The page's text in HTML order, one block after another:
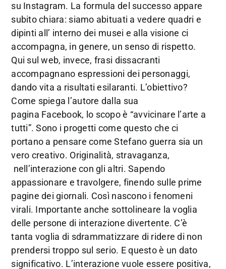
su Instagram. La formula del successo appare
subito chiara: siamo abituati a vedere quadri e
dipinti all’ interno dei musei e alla visione ci
accompagna, in genere, un senso di rispetto.
Qui sul web, invece, frasi dissacranti
accompagnano espressioni dei personaggi,
dando vita a risultati esilaranti. L’obiettivo?
Come spiega l’autore dalla sua
pagina Facebook, lo scopo è “avvicinare l’arte a
tutti”. Sono i progetti come questo che ci
portano a pensare come Stefano guerra sia un
vero creativo. Originalità, stravaganza,
nell’interazione con gli altri. Sapendo
appassionare e travolgere, finendo sulle prime
pagine dei giornali. Così nascono i fenomeni
virali. Importante anche sottolineare la voglia
delle persone di interazione divertente. C’è
tanta voglia di sdrammatizzare di ridere di non
prendersi troppo sul serio. E questo è un dato
significativo. L’interazione vuole essere positiva,